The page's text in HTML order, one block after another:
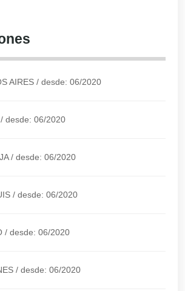
AIRES / desde: 06/2020
/ desde: 06/2020
/ desde: 06/2020
/ desde: 06/2020
/ desde: 06/2020
/ desde: 06/2020